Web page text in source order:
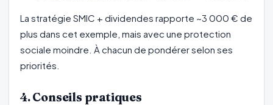
La stratégie SMIC + dividendes rapporte ~3 000 € de
plus dans cet exemple, mais avec une protection
sociale moindre. À chacun de pondérer selon ses
priorités.
4. Conseils pratiques